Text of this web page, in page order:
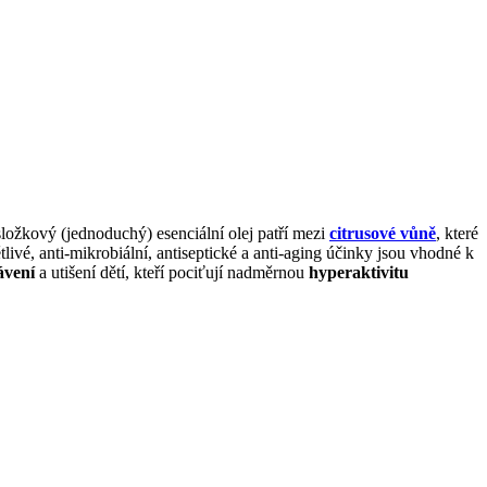
(jednoduchý) esenciální olej patří mezi citrusové vůně, které
anti-mikrobiální, antiseptické a anti-aging účinky jsou vhodné k
a utišení dětí, kteří pociťují nadměrnou hyperaktivitu